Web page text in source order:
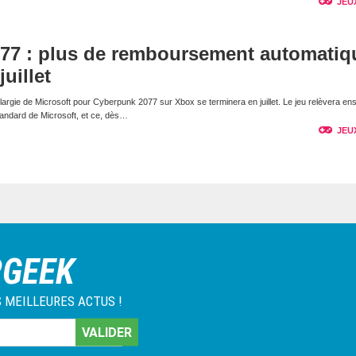
: plus de remboursement
de Microsoft pour Cyberpunk 2077 sur Xbox se terminera en juillet. Le jeu relèvera
de Microsoft, et ce, dès…
ACTUS !